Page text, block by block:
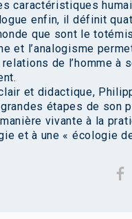
caractéristiques
enfin, il définit
que sont le
et l’analogisme
de l’homme à
et didactique,
étapes de son
vivante à la
et à une « écologie